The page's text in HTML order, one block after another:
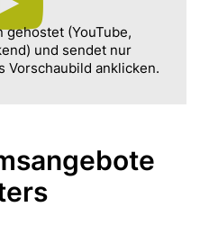
(YouTube,
und sendet nur
Vorschaubild anklicken.